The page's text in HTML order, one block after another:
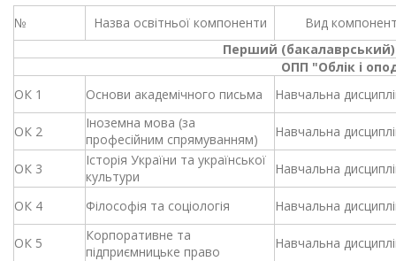
№ Назва освітньої компоненти
Вид
Перший (бакалаврський)
ОПП "Облік і
ОК 1
Основи академічного письма Навчальна
ОК 2
Іноземна мова (за
професійним спрямуванням)
Навчальна
ОК 3
Історія України та української
культури
Навчальна
ОК 4 Філософія та соціологія Навчальна
ОК 5
Корпоративне та
підприємницьке право
Навчальна